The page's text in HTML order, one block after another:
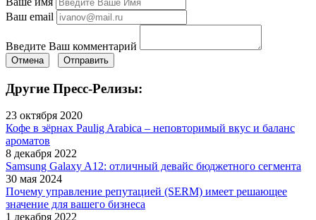
Ваш email
Введите Ваш комментарий
Отмена Отправить
Другие Пресс-Релизы:
23 октября 2020
Кофе в зёрнах Paulig Arabica – неповторимый вкус и баланс
ароматов
8 декабря 2022
Samsung Galaxy A12: отличный девайс бюджетного сегмента
30 мая 2024
Почему управление репутацией (SERM) имеет решающее
значение для вашего бизнеса
1 декабря 2022